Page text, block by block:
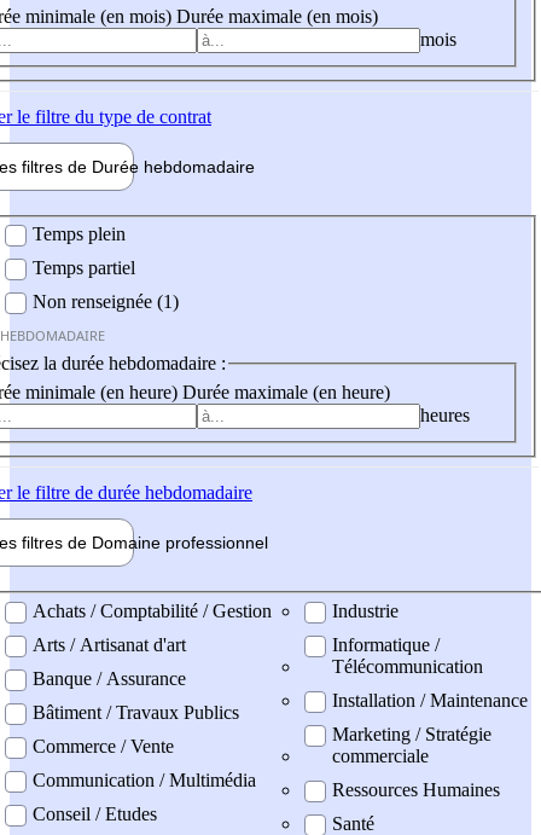
minimale (en mois) Durée maximale (en mois)
mois
le filtre du type de contrat
filtres de Durée hebdomadaire
Temps plein
Temps partiel
Non renseignée (1)
la durée hebdomadaire :
minimale (en heure) Durée maximale (en heure)
heures
le filtre de durée hebdomadaire
filtres de Domaine professionnel
professionel
Achats / Comptabilité / Gestion
Arts / Artisanat d'art
Banque / Assurance
Bâtiment / Travaux Publics
Commerce / Vente
Communication / Multimédia
Conseil / Etudes
Industrie
Informatique /
Télécommunication
Installation / Maintenance
Marketing / Stratégie
commerciale
Ressources Humaines
Santé